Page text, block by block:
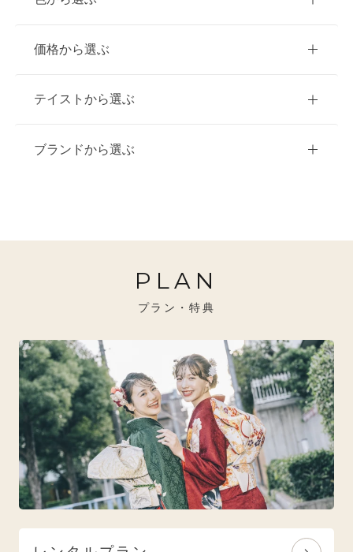
赤
価格から選ぶ
ご購入
10万円台以下
20万円～26万円未満
26万円～31万円未満
テイストから選ぶ
クラシック
クール
ナチュラル
ブランドから選ぶ
イエベ秋におすすめ
ブルべ夏におすすめ
ブルべ冬におすすめ
特選技法
オリジナルブランド
人気モデルブランド
PLAN
プラン・特典